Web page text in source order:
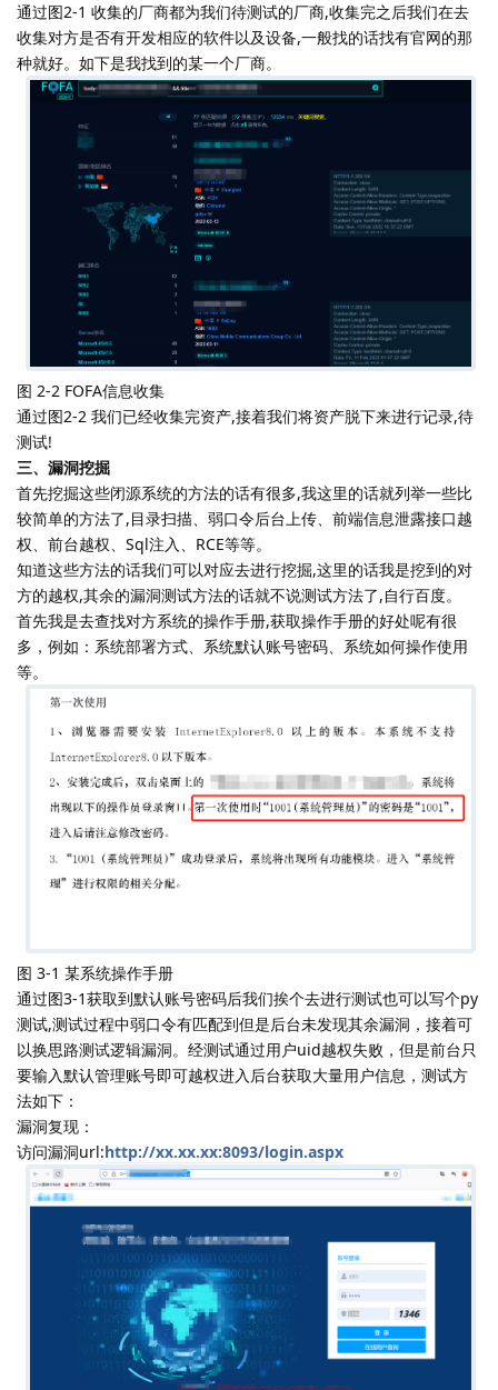
通过图2-1 收集的厂商都为我们待测试的厂商,收集完之后我们在去
收集对方是否有开发相应的软件以及设备,一般找的话找有官网的那
种就好。如下是我找到的某一个厂商。
图 2-2 FOFA信息收集
通过图2-2 我们已经收集完资产,接着我们将资产脱下来进行记录,待
测试!
三、漏洞挖掘
首先挖掘这些闭源系统的方法的话有很多,我这里的话就列举一些比
较简单的方法了,目录扫描、弱口令后台上传、前端信息泄露接口越
权、前台越权、Sql注入、RCE等等。
知道这些方法的话我们可以对应去进行挖掘,这里的话我是挖到的对
方的越权,其余的漏洞测试方法的话就不说测试方法了,自行百度。
首先我是去查找对方系统的操作手册,获取操作手册的好处呢有很
多，例如：系统部署方式、系统默认账号密码、系统如何操作使用
等。
图 3-1 某系统操作手册
通过图3-1获取到默认账号密码后我们挨个去进行测试也可以写个py
测试,测试过程中弱口令有匹配到但是后台未发现其余漏洞，接着可
以换思路测试逻辑漏洞。经测试通过用户uid越权失败，但是前台只
要输入默认管理账号即可越权进入后台获取大量用户信息，测试方
法如下：
漏洞复现：
访问漏洞url:http://xx.xx.xx:8093/login.aspx